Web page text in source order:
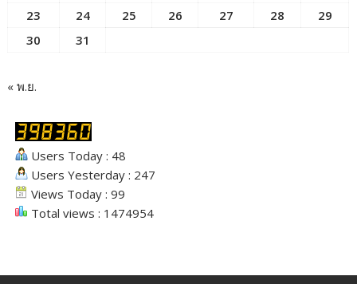
23
24 25 26 27 28
29
30
31
« พ.ย.
Users Today : 48
Users Yesterday : 247
Views Today : 99
Total views : 1474954